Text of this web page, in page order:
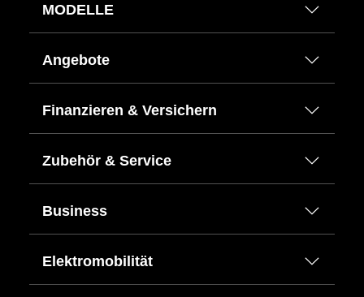
MODELLE
Angebote
Finanzieren & Versichern
Zubehör & Service
Business
Elektromobilität